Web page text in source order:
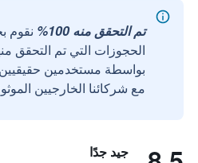
تم التحقق منه 100%
نقوم
الحجوزات التي تم التحقق
مع شركائنا الخارجيين
جيد جدًا